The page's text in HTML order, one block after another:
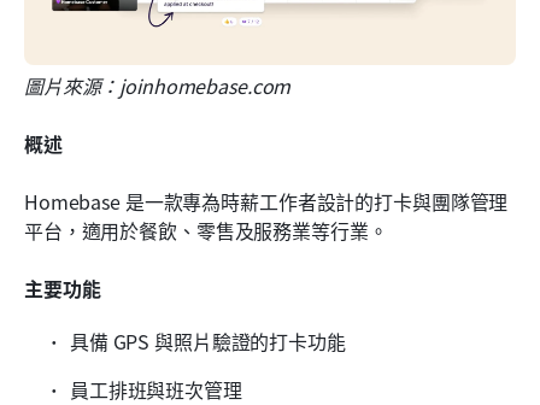
圖片來源：joinhomebase.com
概述
Homebase 是一款專為時薪工作者設計的打卡與團隊管理
平台，適用於餐飲、零售及服務業等行業。
主要功能
具備 GPS 與照片驗證的打卡功能
員工排班與班次管理